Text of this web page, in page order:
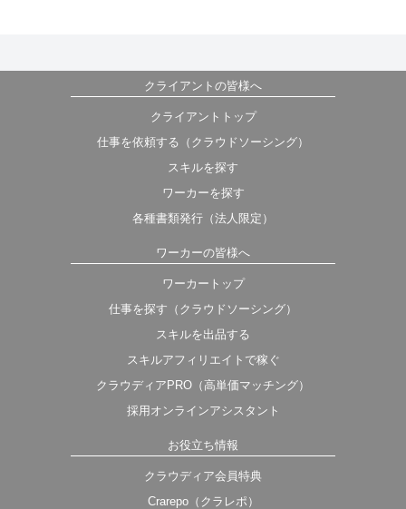
クライアントの皆様へ
クライアントトップ
仕事を依頼する（クラウドソーシング）
スキルを探す
ワーカーを探す
各種書類発行（法人限定）
ワーカーの皆様へ
ワーカートップ
仕事を探す（クラウドソーシング）
スキルを出品する
スキルアフィリエイトで稼ぐ
クラウディアPRO（高単価マッチング）
採用オンラインアシスタント
お役立ち情報
クラウディア会員特典
Crarepo（クラレポ）